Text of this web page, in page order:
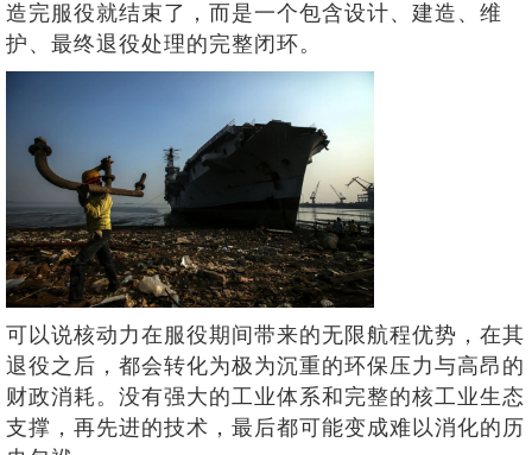
造完服役就结束了，而是一个包含设计、建造、维
护、最终退役处理的完整闭环。
可以说核动力在服役期间带来的无限航程优势，在其
退役之后，都会转化为极为沉重的环保压力与高昂的
财政消耗。没有强大的工业体系和完整的核工业生态
支撑，再先进的技术，最后都可能变成难以消化的历